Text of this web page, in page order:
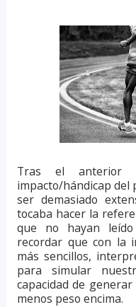
Tras el anterior
impacto/hándicap del
ser demasiado
tocaba hacer la
que no hayan
recordar que con la
más sencillos,
para simular
capacidad de
menos peso encima.